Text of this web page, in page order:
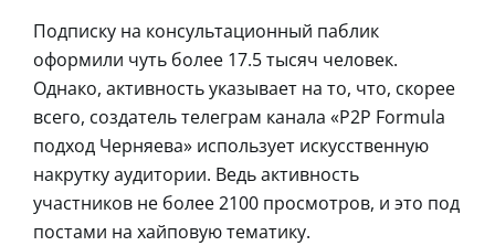
Подписку на консультационный паблик
оформили чуть более 17.5 тысяч человек.
Однако, активность указывает на то, что, скорее
всего, создатель телеграм канала «P2P Formula
подход Черняева» использует искусственную
накрутку аудитории. Ведь активность
участников не более 2100 просмотров, и это под
постами на хайповую тематику.